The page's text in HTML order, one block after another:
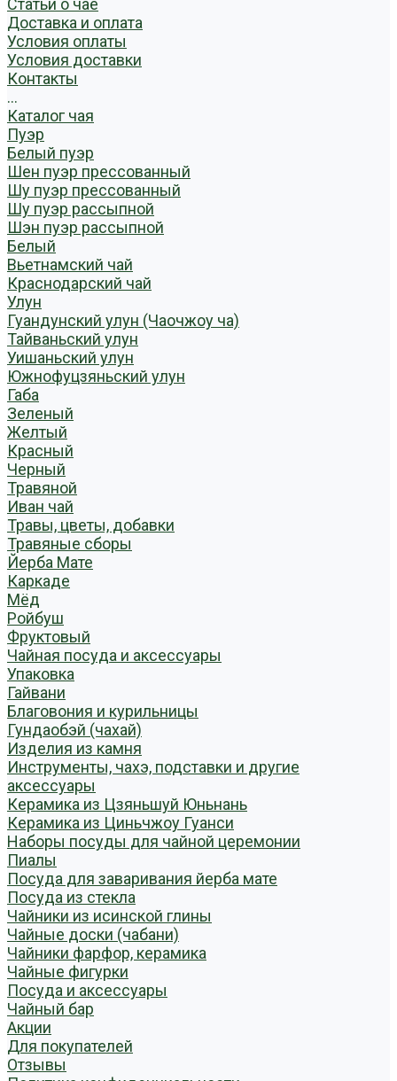
Статьи о чае
Доставка и оплата
Условия оплаты
Условия доставки
Контакты
...
Каталог чая
Пуэр
Белый пуэр
Шен пуэр прессованный
Шу пуэр прессованный
Шу пуэр рассыпной
Шэн пуэр рассыпной
Белый
Вьетнамский чай
Краснодарский чай
Улун
Гуандунский улун (Чаочжоу ча)
Тайваньский улун
Уишаньский улун
Южнофуцзяньский улун
Габа
Зеленый
Желтый
Красный
Черный
Травяной
Иван чай
Травы, цветы, добавки
Травяные сборы
Йерба Мате
Каркаде
Мёд
Ройбуш
Фруктовый
Чайная посуда и аксессуары
Упаковка
Гайвани
Благовония и курильницы
Гундаобэй (чахай)
Изделия из камня
Инструменты, чахэ, подставки и другие
аксессуары
Керамика из Цзяньшуй Юньнань
Керамика из Циньчжоу Гуанси
Наборы посуды для чайной церемонии
Пиалы
Посуда для заваривания йерба мате
Посуда из стекла
Чайники из исинской глины
Чайные доски (чабани)
Чайники фарфор, керамика
Чайные фигурки
Посуда и аксессуары
Чайный бар
Акции
Для покупателей
Отзывы